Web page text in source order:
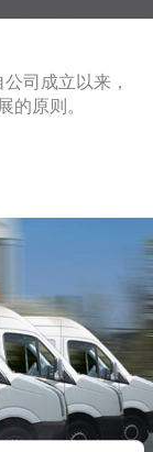
司成立以来，
的原则。